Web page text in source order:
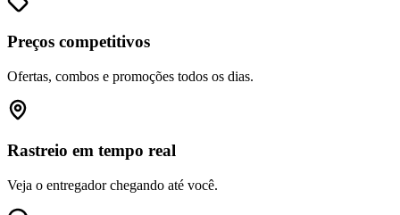
Preços competitivos
Ofertas, combos e promoções todos os dias.
Rastreio em tempo real
Veja o entregador chegando até você.